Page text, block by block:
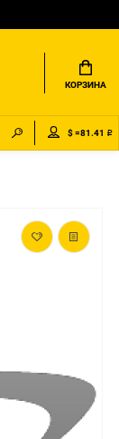
КОРЗИНА
$ =81.41 ₽